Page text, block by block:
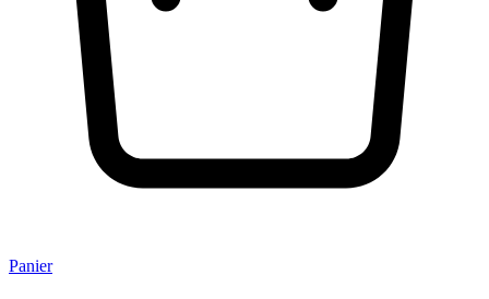
Panier